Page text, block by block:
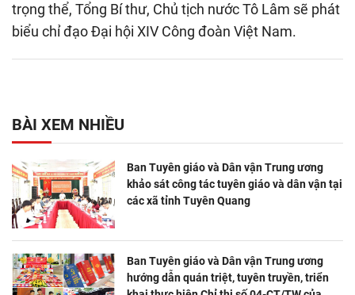
trọng thể, Tổng Bí thư, Chủ tịch nước Tô Lâm sẽ phát
biểu chỉ đạo Đại hội XIV Công đoàn Việt Nam.
BÀI XEM NHIỀU
Ban Tuyên giáo và Dân vận Trung ương
khảo sát công tác tuyên giáo và dân vận tại
các xã tỉnh Tuyên Quang
Ban Tuyên giáo và Dân vận Trung ương
hướng dẫn quán triệt, tuyên truyền, triển